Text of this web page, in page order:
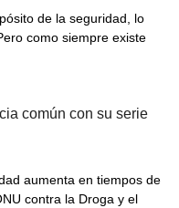
de la seguridad, lo
como siempre existe
común con su serie
aumenta en tiempos de
contra la Droga y el